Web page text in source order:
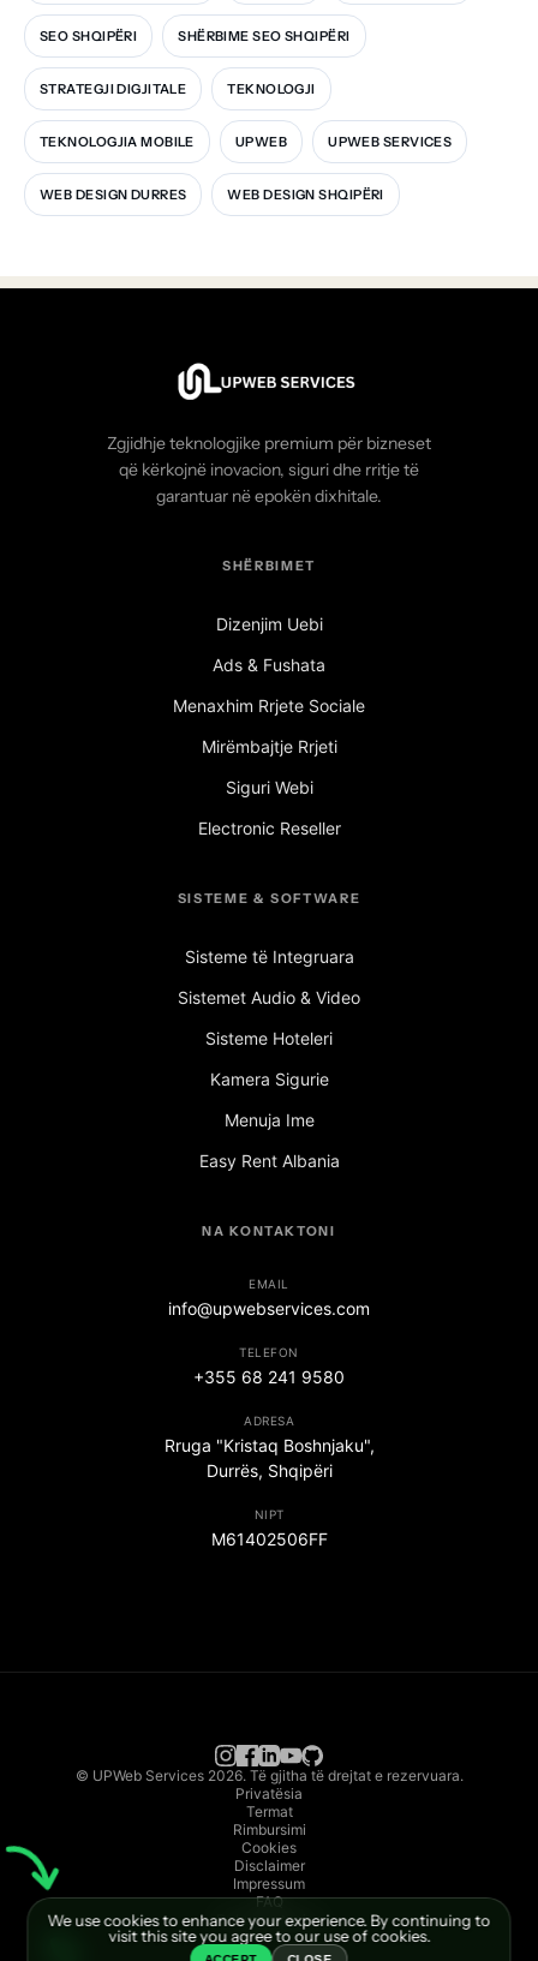
SEO SHQIPËRI SHËRBIME SEO SHQIPËRI
STRATEGJI DIGJITALE TEKNOLOGJI
TEKNOLOGJIA MOBILE UPWEB UPWEB SERVICES
WEB DESIGN DURRES WEB DESIGN SHQIPËRI
Zgjidhje teknologjike premium për bizneset
që kërkojnë inovacion, siguri dhe rritje të
garantuar në epokën dixhitale.
SHËRBIMET
Dizenjim Uebi
Ads & Fushata
Menaxhim Rrjete Sociale
Mirëmbajtje Rrjeti
Siguri Webi
Electronic Reseller
SISTEME & SOFTWARE
Sisteme të Integruara
Sistemet Audio & Video
Sisteme Hoteleri
Kamera Sigurie
Menuja Ime
Easy Rent Albania
NA KONTAKTONI
EMAIL
info@upwebservices.com
TELEFON
+355 68 241 9580
ADRESA
Rruga "Kristaq Boshnjaku",
Durrës, Shqipëri
NIPT
M61402506FF
© UPWeb Services 2026. Të gjitha të drejtat e rezervuara.
Privatësia
Termat
Rimbursimi
Cookies
Disclaimer
Impressum
FAQ
Dokumentacion
We use cookies to enhance your experience. By continuing to
visit this site you agree to our use of cookies.